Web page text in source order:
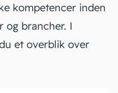
kompetencer inden
brancher. I
et overblik over